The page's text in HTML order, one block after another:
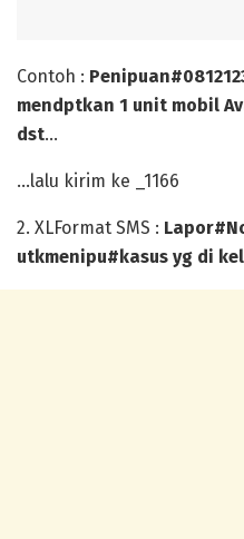
Contoh :
mendptkan 1 unit mobil
dst…
…lalu kirim ke _1166
2. XLFormat SMS :
utkmenipu#kasus yg di